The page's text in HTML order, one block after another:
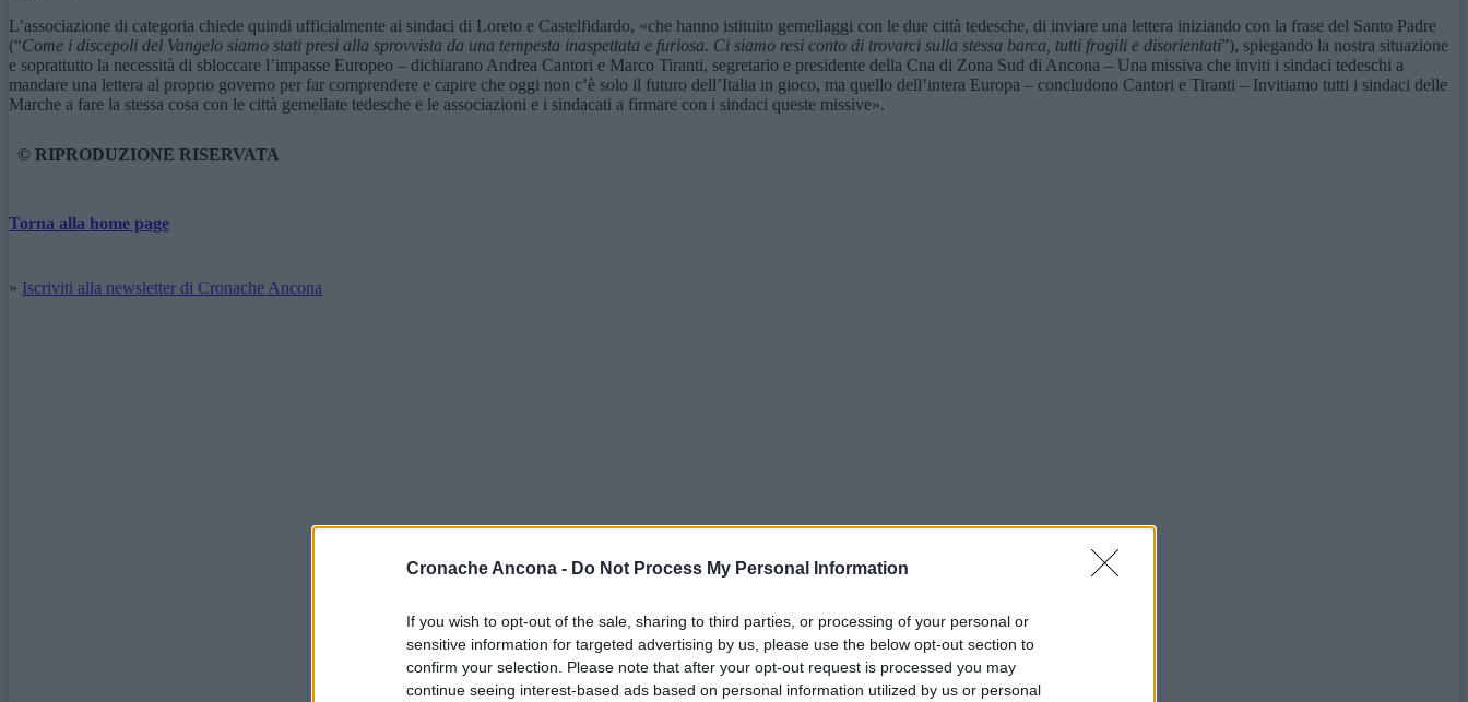
Cronache Ancona - Do Not Process My Personal Information
If you wish to opt-out of the sale, sharing to third parties, or processing of your personal or
sensitive information for targeted advertising by us, please use the below opt-out section to
confirm your selection. Please note that after your opt-out request is processed you may
continue seeing interest-based ads based on personal information utilized by us or personal
L’associazione di categoria chiede quindi ufficialmente ai sindaci di Loreto e Castelfidardo, «che hanno istituito gemellaggi con le due città tedesche, di inviare una lettera iniziando con la frase del Santo Padre
(“Come i discepoli del Vangelo siamo stati presi alla sprovvista da una tempesta inaspettata e furiosa. Ci siamo resi conto di trovarci sulla stessa barca, tutti fragili e disorientati”), spiegando la nostra situazione
e soprattutto la necessità di sbloccare l’impasse Europeo – dichiarano Andrea Cantori e Marco Tiranti, segretario e presidente della Cna di Zona Sud di Ancona – Una missiva che inviti i sindaci tedeschi a
mandare una lettera al proprio governo per far comprendere e capire che oggi non c’è solo il futuro dell’Italia in gioco, ma quello dell’intera Europa – concludono Cantori e Tiranti – Invitiamo tutti i sindaci delle
Marche a fare la stessa cosa con le città gemellate tedesche e le associazioni e i sindacati a firmare con i sindaci queste missive».
© RIPRODUZIONE RISERVATA
Torna alla home page
» Iscriviti alla newsletter di Cronache Ancona
Per poter lasciare o votare un commento devi essere registrato.
Effettua l'accessooppureregistrati